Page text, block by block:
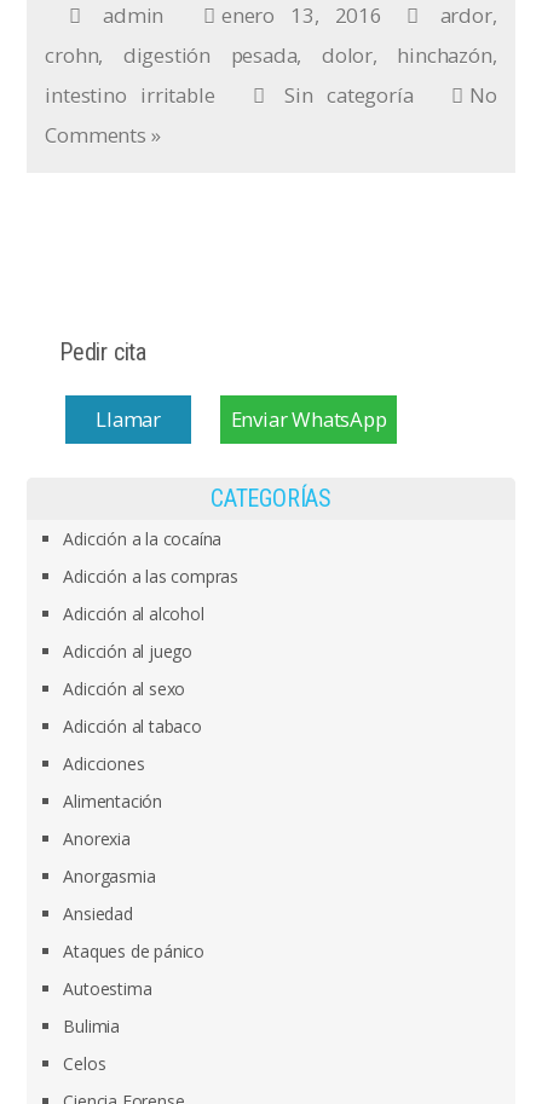
admin enero 13, 2016 ardor,
crohn, digestión pesada, dolor, hinchazón,
intestino irritable
Sin categoría
No
Comments »
Pedir cita
Llamar Enviar WhatsApp
CATEGORÍAS
Adicción a la cocaína
Adicción a las compras
Adicción al alcohol
Adicción al juego
Adicción al sexo
Adicción al tabaco
Adicciones
Alimentación
Anorexia
Anorgasmia
Ansiedad
Ataques de pánico
Autoestima
Bulimia
Celos